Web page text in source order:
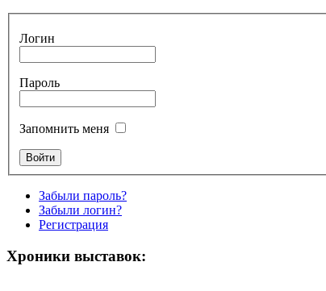
Логин
Пароль
Запомнить меня
Забыли пароль?
Забыли логин?
Регистрация
Хроники выставок: